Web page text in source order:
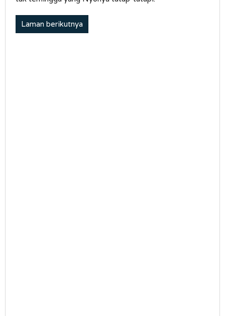
Laman berikutnya